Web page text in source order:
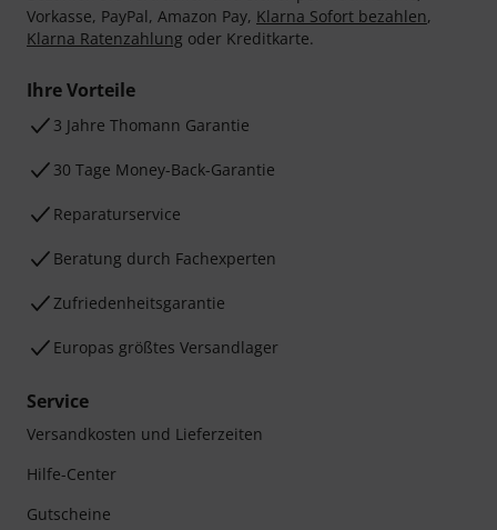
Vorkasse, PayPal, Amazon Pay, Klarna Sofort bezahlen,
Klarna Ratenzahlung oder Kreditkarte.
Ihre Vorteile
3 Jahre Thomann Garantie
30 Tage Money-Back-Garantie
Reparaturservice
Beratung durch Fachexperten
Zufriedenheitsgarantie
Europas größtes Versandlager
Service
Versandkosten und Lieferzeiten
Hilfe-Center
Gutscheine